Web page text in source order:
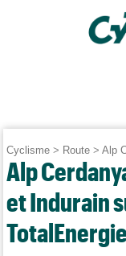
Cyclisme > Route >Alp
Alp
et Indurain